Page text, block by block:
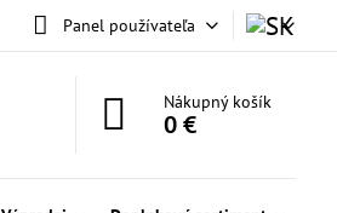
Panel používateľa
Nákupný košík
0 €